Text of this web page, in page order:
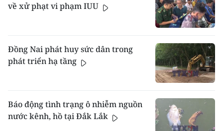
về xử phạt vi phạm IUU
Đồng Nai phát huy sức dân trong
phát triển hạ tầng
Báo động tình trạng ô nhiễm nguồn
nước kênh, hồ tại Đắk Lắk